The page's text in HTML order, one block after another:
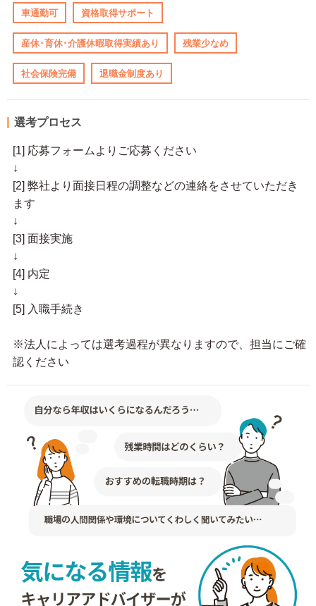
車通勤可 資格取得サポート
産休･育休･介護休暇取得実績あり 残業少なめ
社会保険完備 退職金制度あり
選考プロセス
[1] 応募フォームよりご応募ください
↓
[2] 弊社より面接日程の調整などの連絡をさせていただき
ます
↓
[3] 面接実施
↓
[4] 内定
↓
[5] 入職手続き
※法人によっては選考過程が異なりますので、担当にご確
認ください